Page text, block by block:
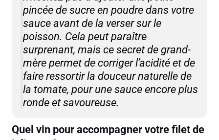
pincée de sucre en poudre dans votre
sauce avant de la verser sur le
poisson. Cela peut paraître
surprenant, mais ce secret de grand-
mère permet de corriger l’acidité et de
faire ressortir la douceur naturelle de
la tomate, pour une sauce encore plus
ronde et savoureuse.
Quel vin pour accompagner votre filet de